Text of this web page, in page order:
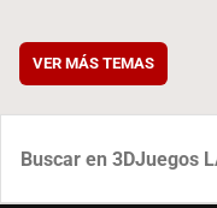
VER MÁS TEMAS